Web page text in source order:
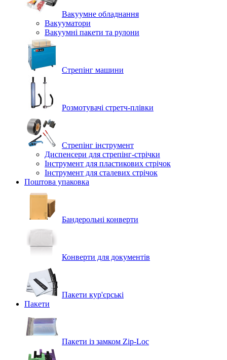
Вакуумне обладнання
Вакууматори
Вакуумні пакети та рулони
Стрепінг машини
Розмотувачі стретч-плівки
Стрепінг інструмент
Диспенсери для стрепінг-стрічки
Інструмент для пластикових стрічок
Інструмент для сталевих стрічок
Поштова упаковка
Бандерольні конверти
Конверти для документів
Пакети кур'єрські
Пакети
Пакети із замком Zip-Loc